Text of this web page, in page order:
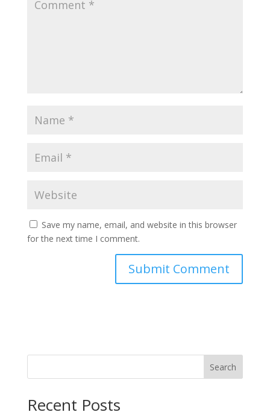
Save my name, email, and website in this browser
for the next time I comment.
Search
Recent Posts